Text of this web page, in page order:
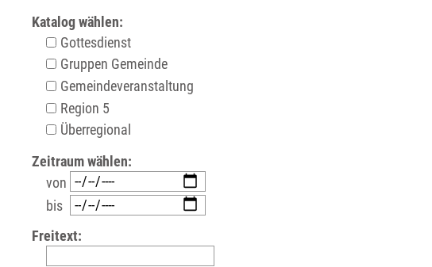
Katalog wählen:
Gottesdienst
Gruppen Gemeinde
Gemeindeveranstaltung
Region 5
Überregional
Zeitraum wählen:
von
bis
Freitext: